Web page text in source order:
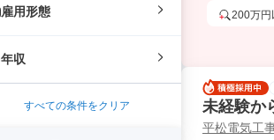
雇用形態
年収
すべての条件をクリア
200万円
未経験か
平松電気工